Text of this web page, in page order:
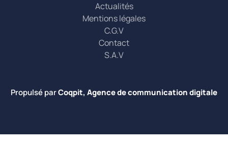
Actualités
Mentions légales
C.G.V
Contact
S.A.V
Propulsé parCoqpit, Agence de communication digitale